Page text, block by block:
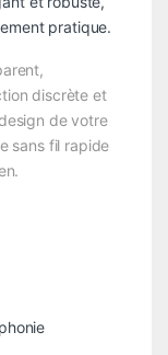
pratique.
discrète et
de votre
sans fil rapide